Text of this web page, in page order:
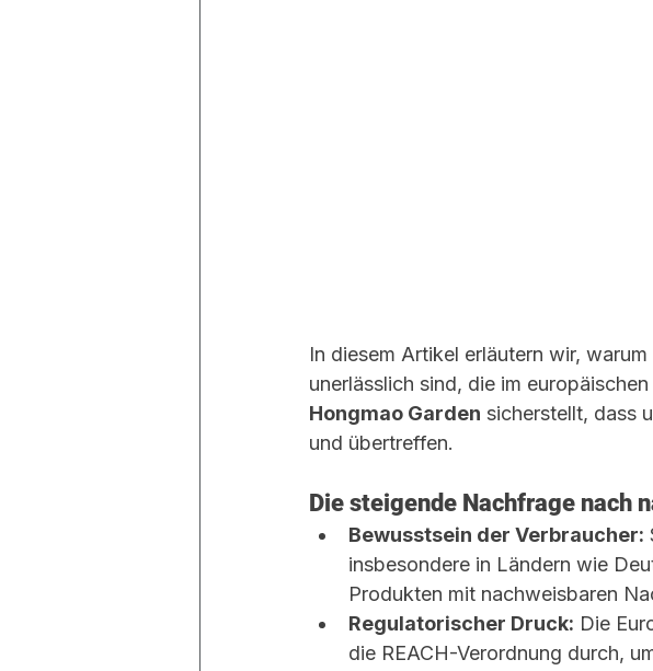
In diesem Artikel erläutern wir,
unerlässlich sind, die im
Hongmao Garden sicherstellt, dass
und übertreffen.
Die steigende Nachfrage nach
Bewusstsein der Verbraucher:
insbesondere in Ländern wie
Produkten mit nachweisbaren
Regulatorischer Druck: Die
die REACH-Verordnung durch,